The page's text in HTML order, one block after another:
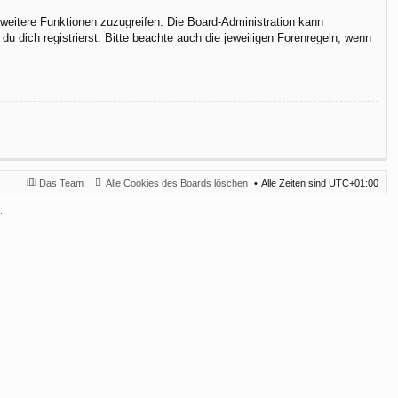
Funktionen zuzugreifen. Die Board-Administration kann
dich registrierst. Bitte beachte auch die jeweiligen Forenregeln, wenn
Alle Zeiten sind UTC+01:00
Alle Cookies des Boards löschen
Das Team